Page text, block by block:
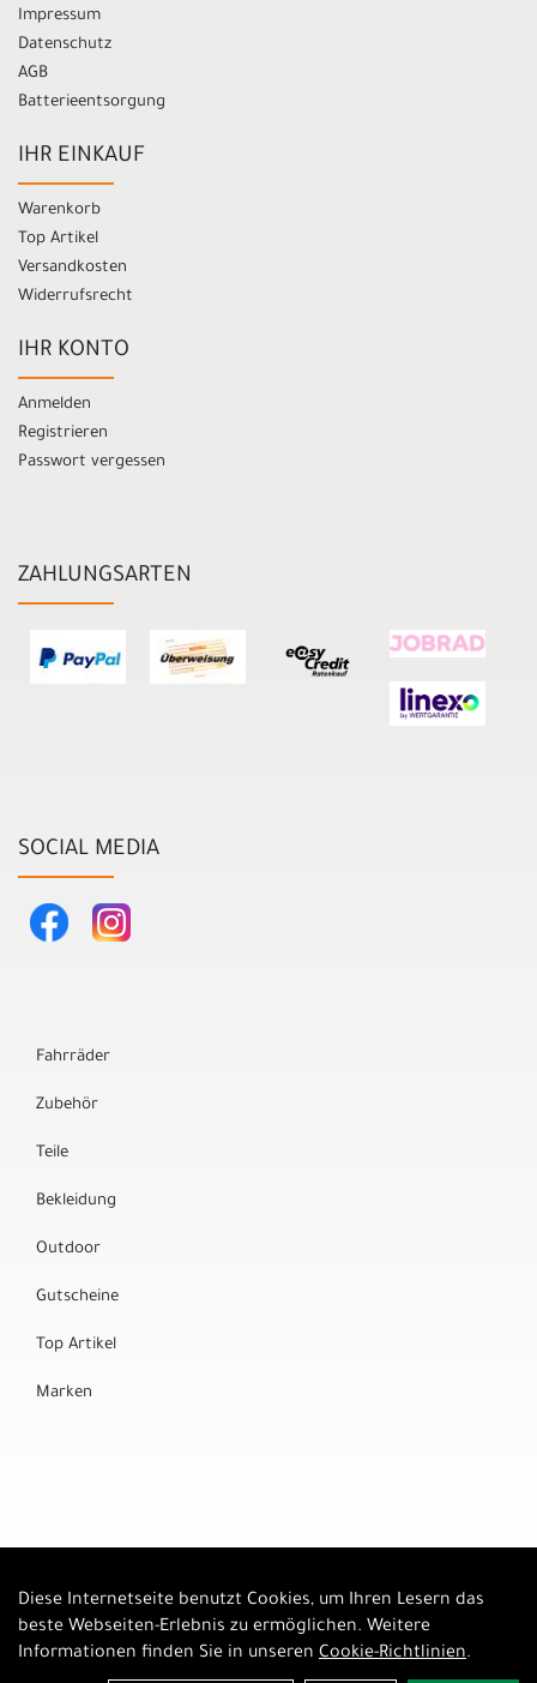
Impressum
Datenschutz
AGB
Batterieentsorgung
IHR EINKAUF
Warenkorb
Top Artikel
Versandkosten
Widerrufsrecht
IHR KONTO
Anmelden
Registrieren
Passwort vergessen
ZAHLUNGSARTEN
SOCIAL MEDIA
Fahrräder
Zubehör
Teile
Bekleidung
Outdoor
Gutscheine
Top Artikel
Marken
Diese Internetseite benutzt Cookies, um Ihren Lesern das
beste Webseiten-Erlebnis zu ermöglichen. Weitere
Informationen finden Sie in unseren Cookie-Richtlinien.
Auftrag widerrufen